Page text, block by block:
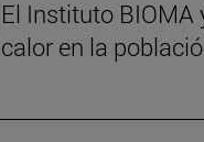
El Instituto BIOMA
calor en la